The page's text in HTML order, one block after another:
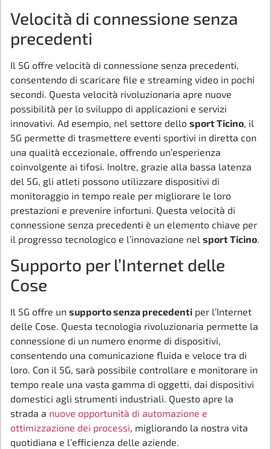
Velocità di connessione senza
precedenti
Il 5G offre velocità di connessione senza precedenti,
consentendo di scaricare file e streaming video in pochi
secondi. Questa velocità rivoluzionaria apre nuove
possibilità per lo sviluppo di applicazioni e servizi
innovativi. Ad esempio, nel settore dello sport Ticino , il
5G permette di trasmettere eventi sportivi in diretta con
una qualità eccezionale, offrendo un’esperienza
coinvolgente ai tifosi. Inoltre, grazie alla bassa latenza
del 5G, gli atleti possono utilizzare dispositivi di
monitoraggio in tempo reale per migliorare le loro
prestazioni e prevenire infortuni. Questa velocità di
connessione senza precedenti è un elemento chiave per
il progresso tecnologico e l’innovazione nel sport Ticino
Supporto per l’Internet delle
Cose
Il 5G offre un supporto senza precedenti per l’Internet
delle Cose. Questa tecnologia rivoluzionaria permette la
connessione di un numero enorme di dispositivi,
consentendo una comunicazione fluida e veloce tra di
loro. Con il 5G, sarà possibile controllare e monitorare in
tempo reale una vasta gamma di oggetti, dai dispositivi
domestici agli strumenti industriali. Questo apre la
strada a nuove opportunità di automazione e
ottimizzazione dei processi, migliorando la nostra vita
quotidiana e l’efficienza delle aziende.